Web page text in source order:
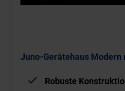
Juno-Gerätehaus Modern
Robuste